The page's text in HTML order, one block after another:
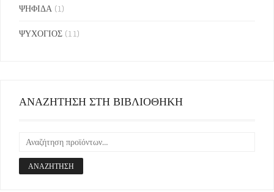
ΨΗΦΙΔΑ (1)
ΨΥΧΟΓΙΟΣ (11)
ΑΝΑΖΗΤΗΣΗ ΣΤΗ ΒΙΒΛΙΟΘΗΚΗ
ΑΝΑΖΉΤΗΣΗ